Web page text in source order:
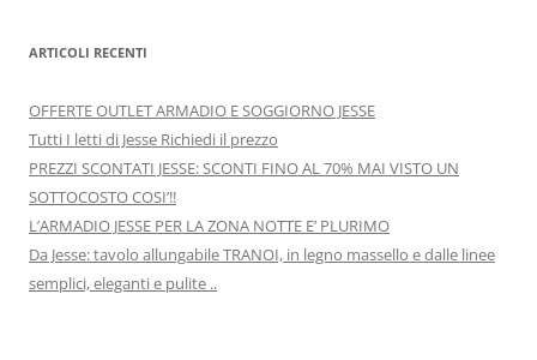
ARTICOLI RECENTI
OFFERTE OUTLET ARMADIO E SOGGIORNO JESSE
Tutti I letti di Jesse Richiedi il prezzo
PREZZI SCONTATI JESSE: SCONTI FINO AL 70% MAI VISTO UN
SOTTOCOSTO COSI’!!
L’ARMADIO JESSE PER LA ZONA NOTTE E’ PLURIMO
Da Jesse: tavolo allungabile TRANOI, in legno massello e dalle linee
semplici, eleganti e pulite ..